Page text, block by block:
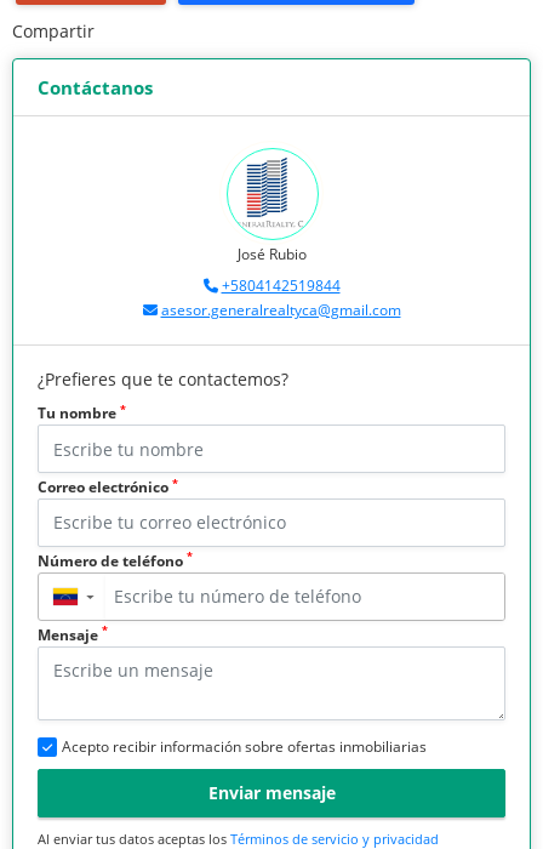
Compartir
Contáctanos
José Rubio
+5804142519844
asesor.generalrealtyca@gmail.com
¿Prefieres que te contactemos?
Tu nombre *
Correo electrónico *
Número de teléfono *
▼
Mensaje *
Acepto recibir información sobre ofertas inmobiliarias
Enviar mensaje
Al enviar tus datos aceptas los Términos de servicio y privacidad